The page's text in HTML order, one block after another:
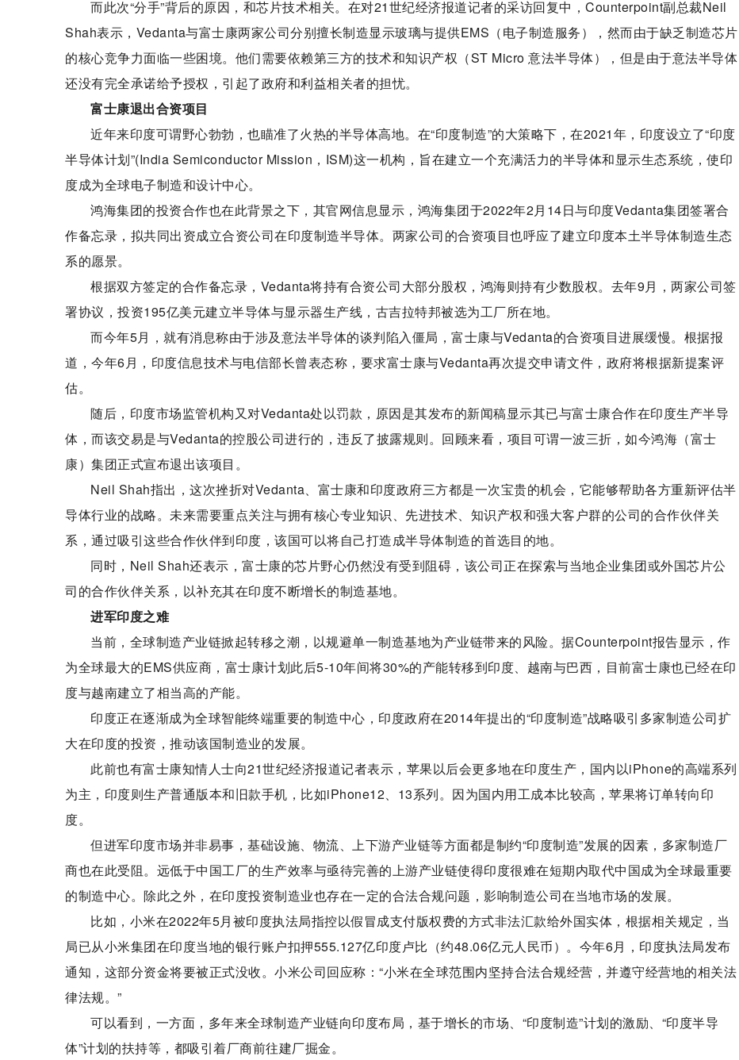
而此次“分手”背后的原因，和芯片技术相关。在对21世纪经济报道记者的采访回复中，Counterpoint副总裁Neil
Shah表示，Vedanta与富士康两家公司分别擅长制造显示玻璃与提供EMS（电子制造服务），然而由于缺乏制造芯片
的核心竞争力面临一些困境。他们需要依赖第三方的技术和知识产权（ST Micro 意法半导体），但是由于意法半导体
还没有完全承诺给予授权，引起了政府和利益相关者的担忧。
富士康退出合资项目
近年来印度可谓野心勃勃，也瞄准了火热的半导体高地。在“印度制造”的大策略下，在2021年，印度设立了“印度
半导体计划”(India Semiconductor Mission，ISM)这一机构，旨在建立一个充满活力的半导体和显示生态系统，使印
度成为全球电子制造和设计中心。
鸿海集团的投资合作也在此背景之下，其官网信息显示，鸿海集团于2022年2月14日与印度Vedanta集团签署合
作备忘录，拟共同出资成立合资公司在印度制造半导体。两家公司的合资项目也呼应了建立印度本土半导体制造生态
系的愿景。
根据双方签定的合作备忘录，Vedanta将持有合资公司大部分股权，鸿海则持有少数股权。去年9月，两家公司签
署协议，投资195亿美元建立半导体与显示器生产线，古吉拉特邦被选为工厂所在地。
而今年5月，就有消息称由于涉及意法半导体的谈判陷入僵局，富士康与Vedanta的合资项目进展缓慢。根据报
道，今年6月，印度信息技术与电信部长曾表态称，要求富士康与Vedanta再次提交申请文件，政府将根据新提案评
估。
随后，印度市场监管机构又对Vedanta处以罚款，原因是其发布的新闻稿显示其已与富士康合作在印度生产半导
体，而该交易是与Vedanta的控股公司进行的，违反了披露规则。回顾来看，项目可谓一波三折，如今鸿海（富士
康）集团正式宣布退出该项目。
Neil Shah指出，这次挫折对Vedanta、富士康和印度政府三方都是一次宝贵的机会，它能够帮助各方重新评估半
导体行业的战略。未来需要重点关注与拥有核心专业知识、先进技术、知识产权和强大客户群的公司的合作伙伴关
系，通过吸引这些合作伙伴到印度，该国可以将自己打造成半导体制造的首选目的地。
同时，Neil Shah还表示，富士康的芯片野心仍然没有受到阻碍，该公司正在探索与当地企业集团或外国芯片公
司的合作伙伴关系，以补充其在印度不断增长的制造基地。
进军印度之难
当前，全球制造产业链掀起转移之潮，以规避单一制造基地为产业链带来的风险。据Counterpoint报告显示，作
为全球最大的EMS供应商，富士康计划此后5-10年间将30%的产能转移到印度、越南与巴西，目前富士康也已经在印
度与越南建立了相当高的产能。
印度正在逐渐成为全球智能终端重要的制造中心，印度政府在2014年提出的“印度制造”战略吸引多家制造公司扩
大在印度的投资，推动该国制造业的发展。
此前也有富士康知情人士向21世纪经济报道记者表示，苹果以后会更多地在印度生产，国内以iPhone的高端系列
为主，印度则生产普通版本和旧款手机，比如iPhone12、13系列。因为国内用工成本比较高，苹果将订单转向印
度。
但进军印度市场并非易事，基础设施、物流、上下游产业链等方面都是制约“印度制造”发展的因素，多家制造厂
商也在此受阻。远低于中国工厂的生产效率与亟待完善的上游产业链使得印度很难在短期内取代中国成为全球最重要
的制造中心。除此之外，在印度投资制造业也存在一定的合法合规问题，影响制造公司在当地市场的发展。
比如，小米在2022年5月被印度执法局指控以假冒成支付版权费的方式非法汇款给外国实体，根据相关规定，当
局已从小米集团在印度当地的银行账户扣押555.127亿印度卢比（约48.06亿元人民币）。今年6月，印度执法局发布
通知，这部分资金将要被正式没收。小米公司回应称：“小米在全球范围内坚持合法合规经营，并遵守经营地的相关法
律法规。”
可以看到，一方面，多年来全球制造产业链向印度布局，基于增长的市场、“印度制造”计划的激励、“印度半导
体”计划的扶持等，都吸引着厂商前往建厂掘金。